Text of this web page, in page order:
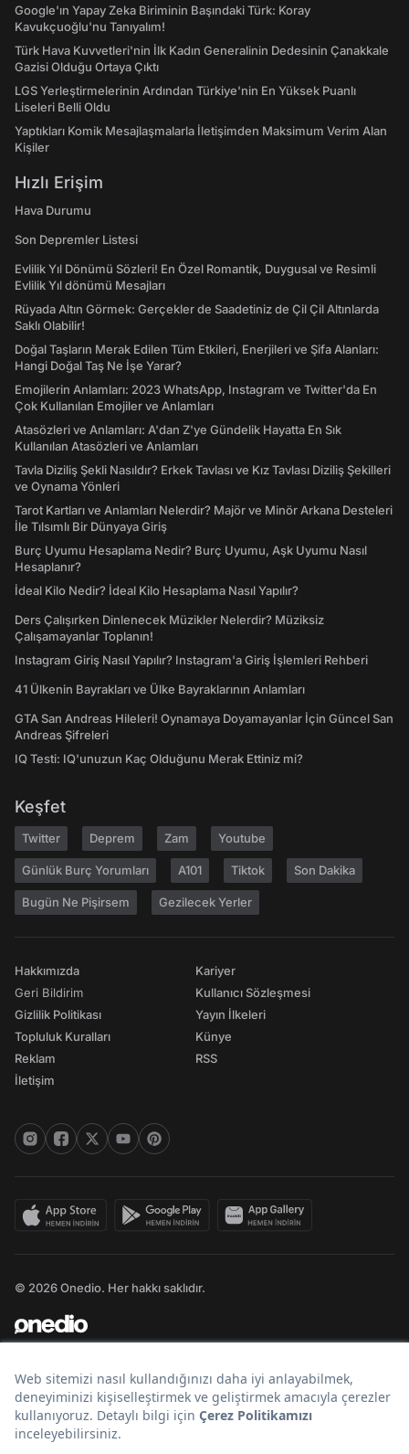
Google'ın Yapay Zeka Biriminin Başındaki Türk: Koray
Kavukçuoğlu'nu Tanıyalım!
Türk Hava Kuvvetleri'nin İlk Kadın Generalinin Dedesinin Çanakkale
Gazisi Olduğu Ortaya Çıktı
LGS Yerleştirmelerinin Ardından Türkiye'nin En Yüksek Puanlı
Liseleri Belli Oldu
Yaptıkları Komik Mesajlaşmalarla İletişimden Maksimum Verim Alan
Kişiler
Hızlı Erişim
Hava Durumu
Son Depremler Listesi
Evlilik Yıl Dönümü Sözleri! En Özel Romantik, Duygusal ve Resimli
Evlilik Yıl dönümü Mesajları
Rüyada Altın Görmek: Gerçekler de Saadetiniz de Çil Çil Altınlarda
Saklı Olabilir!
Doğal Taşların Merak Edilen Tüm Etkileri, Enerjileri ve Şifa Alanları:
Hangi Doğal Taş Ne İşe Yarar?
Emojilerin Anlamları: 2023 WhatsApp, Instagram ve Twitter'da En
Çok Kullanılan Emojiler ve Anlamları
Atasözleri ve Anlamları: A'dan Z'ye Gündelik Hayatta En Sık
Kullanılan Atasözleri ve Anlamları
Tavla Diziliş Şekli Nasıldır? Erkek Tavlası ve Kız Tavlası Diziliş Şekilleri
ve Oynama Yönleri
Tarot Kartları ve Anlamları Nelerdir? Majör ve Minör Arkana Desteleri
İle Tılsımlı Bir Dünyaya Giriş
Burç Uyumu Hesaplama Nedir? Burç Uyumu, Aşk Uyumu Nasıl
Hesaplanır?
İdeal Kilo Nedir? İdeal Kilo Hesaplama Nasıl Yapılır?
Ders Çalışırken Dinlenecek Müzikler Nelerdir? Müziksiz
Çalışamayanlar Toplanın!
Instagram Giriş Nasıl Yapılır? Instagram'a Giriş İşlemleri Rehberi
41 Ülkenin Bayrakları ve Ülke Bayraklarının Anlamları
GTA San Andreas Hileleri! Oynamaya Doyamayanlar İçin Güncel San
Andreas Şifreleri
IQ Testi: IQ'unuzun Kaç Olduğunu Merak Ettiniz mi?
Keşfet
Twitter Deprem Zam Youtube
Günlük Burç Yorumları A101 Tiktok Son Dakika
Bugün Ne Pişirsem Gezilecek Yerler
Hakkımızda
Geri Bildirim
Gizlilik Politikası
Topluluk Kuralları
Reklam
İletişim
Kariyer
Kullanıcı Sözleşmesi
Yayın İlkeleri
Künye
RSS
© 2026 Onedio. Her hakkı saklıdır.
Bir markasıdır.